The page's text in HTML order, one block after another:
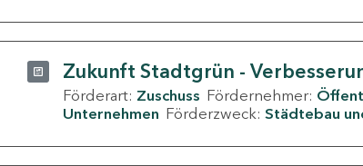
Zukunft Stadtgrün -
Förderart: Zuschuss Fördernehmer:
Unternehmen Förderzweck: Städtebau